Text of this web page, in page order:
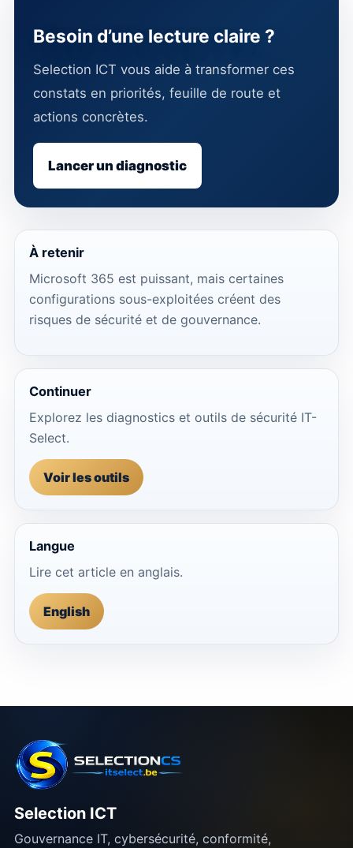
Besoin d’une lecture claire ?
Selection ICT vous aide à transformer ces
constats en priorités, feuille de route et
actions concrètes.
Lancer un diagnostic
À retenir
Microsoft 365 est puissant, mais certaines
configurations sous-exploitées créent des
risques de sécurité et de gouvernance.
Continuer
Explorez les diagnostics et outils de sécurité IT-
Select.
Voir les outils
Langue
Lire cet article en anglais.
English
Selection ICT
Gouvernance IT, cybersécurité, conformité,